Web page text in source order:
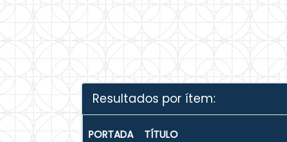
Resultados por ítem:
PORTADA TÍTULO